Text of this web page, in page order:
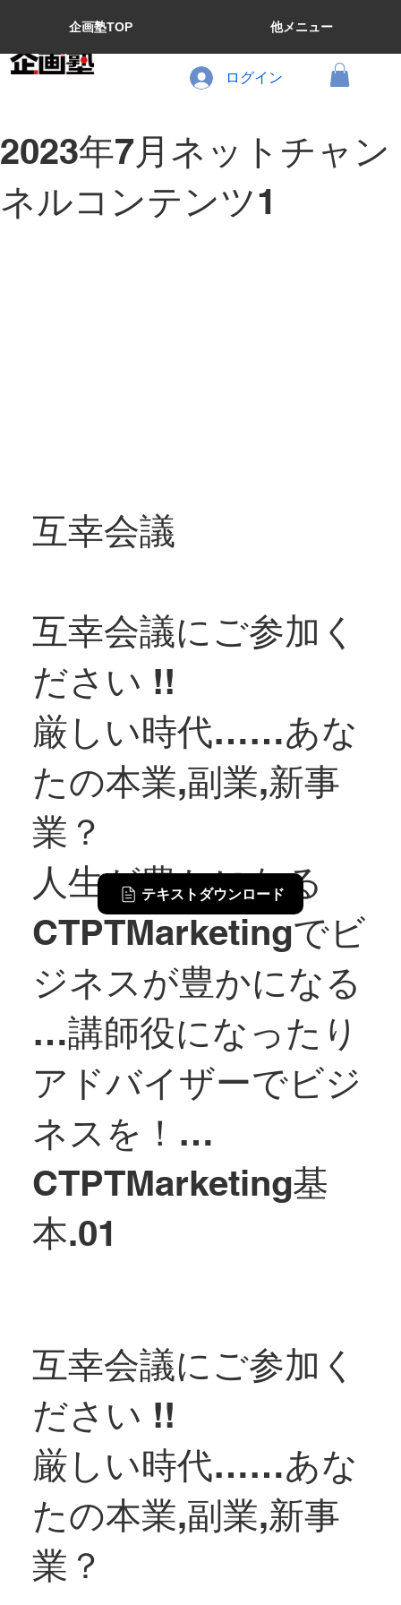
企画塾TOP 他メニュー
ログイン
2023年7月ネットチャン
ネルコンテンツ1
互幸会議
互幸会議にご参加く
ださい !!
厳しい時代……あな
たの本業,副業,新事
業？
人生が豊かになる
CTPTMarketingでビ
ジネスが豊かになる
…講師役になったり
アドバイザーでビジ
ネスを！…
CTPTMarketing基
本.01
テキストダウンロード
互幸会議にご参加く
ださい !!
厳しい時代……あな
たの本業,副業,新事
業？